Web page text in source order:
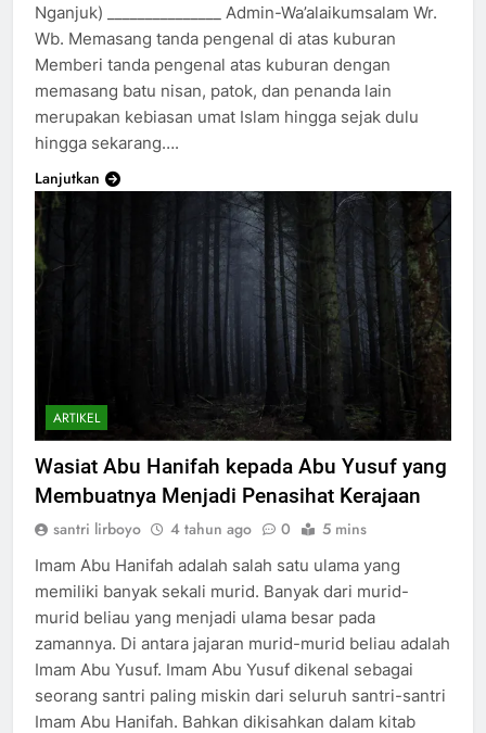
Nganjuk) _______________ Admin-Wa’alaikumsalam Wr.
Wb. Memasang tanda pengenal di atas kuburan
Memberi tanda pengenal atas kuburan dengan
memasang batu nisan, patok, dan penanda lain
merupakan kebiasan umat Islam hingga sejak dulu
hingga sekarang….
Lanjutkan
ARTIKEL
Wasiat Abu Hanifah kepada Abu Yusuf yang
Membuatnya Menjadi Penasihat Kerajaan
santri lirboyo 4 tahun ago 0 5 mins
Imam Abu Hanifah adalah salah satu ulama yang
memiliki banyak sekali murid. Banyak dari murid-
murid beliau yang menjadi ulama besar pada
zamannya. Di antara jajaran murid-murid beliau adalah
Imam Abu Yusuf. Imam Abu Yusuf dikenal sebagai
seorang santri paling miskin dari seluruh santri-santri
Imam Abu Hanifah. Bahkan dikisahkan dalam kitab